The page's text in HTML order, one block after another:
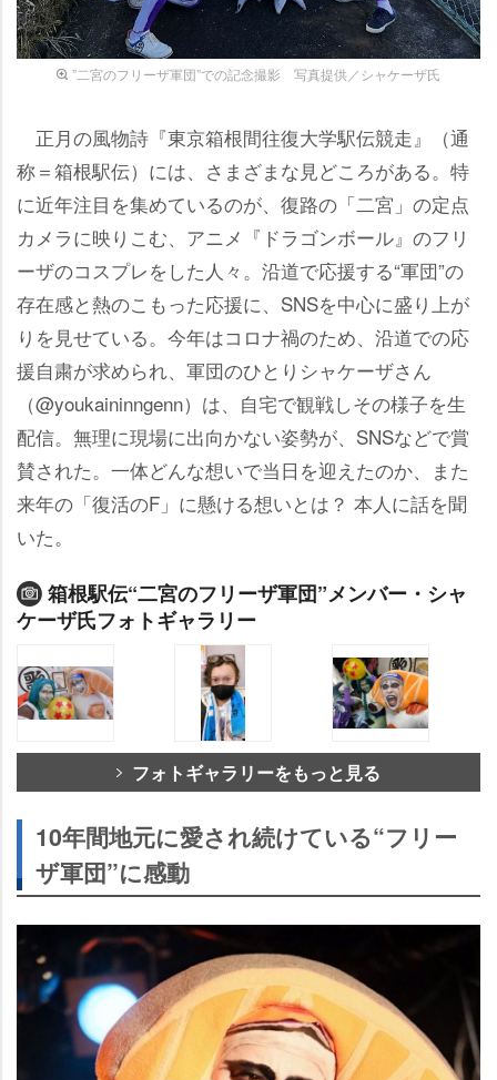
”二宮のフリーザ軍団”での記念撮影 写真提供／シャケーザ氏
正月の風物詩『東京箱根間往復大学駅伝競走』（通
称＝箱根駅伝）には、さまざまな見どころがある。特
に近年注目を集めているのが、復路の「二宮」の定点
カメラに映りこむ、アニメ『ドラゴンボール』のフリ
ーザのコスプレをした人々。沿道で応援する“軍団”の
存在感と熱のこもった応援に、SNSを中心に盛り上が
りを見せている。今年はコロナ禍のため、沿道での応
援自粛が求められ、軍団のひとりシャケーザさん
（@youkaininngenn）は、自宅で観戦しその様子を生
配信。無理に現場に出向かない姿勢が、SNSなどで賞
賛された。一体どんな想いで当日を迎えたのか、また
来年の「復活のF」に懸ける想いとは？ 本人に話を聞
いた。
箱根駅伝“二宮のフリーザ軍団”メンバー・シャ
ケーザ氏フォトギャラリー
フォトギャラリーをもっと見る
10年間地元に愛され続けている“フリー
ザ軍団”に感動